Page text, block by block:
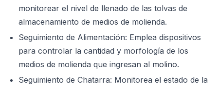
monitorear el nivel de llenado de las tolvas de
almacenamiento de medios de molienda.
Seguimiento de Alimentación: Emplea dispositivos
para controlar la cantidad y morfología de los
medios de molienda que ingresan al molino.
Seguimiento de Chatarra: Monitorea el estado de la